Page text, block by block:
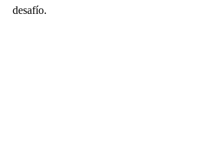
desafío.